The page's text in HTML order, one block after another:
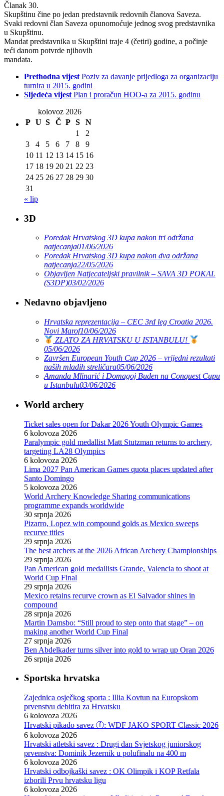
Članak 30.
Skupštinu čine po jedan predstavnik redovnih članova Saveza.
Svaki redovni član Saveza opunomoćuje jednog svog predstavnika
u Skupštinu.
Mandat predstavnika u Skupštini traje 4 (četiri) godine, a počinje
teći danom potvrde njihovih
mandata.
Prethodna vijest Poziv za davanje prijedloga za organizaciju
turnira u 2015. godini
Sljedeća vijest Plan i proračun HOO-a za 2015. godinu
kolovoz 2026
P U S Č P S
N
1
2
3
4 5 6 7 8
9
10 11 12 13 14 15 16
17 18 19 20 21 22 23
24 25 26 27 28 29 30
31
« lip
3D
Poredak Hrvatskog 3D kupa nakon tri održana
natjecanja01/06/2026
Poredak Hrvatskog 3D kupa nakon dva održana
natjecanja22/05/2026
Objavljen Natjecateljski pravilnik – SAVA 3D POKAL
(S3DP)03/02/2026
Nedavno objavljeno
Hrvatska reprezentacija – CEC 3rd leg Croatia 2026.
Novi Marof10/06/2026
ZLATO ZA HRVATSKU U ISTANBULU!
05/06/2026
Završen European Youth Cup 2026 – vrijedni rezultati
naših mladih streličara05/06/2026
Amanda Mlinarić i Domagoj Buden na Conquest Cupu
u Istanbulu03/06/2026
World archery
Ticket sales open for Dakar 2026 Youth Olympic Games
6 kolovoza 2026
Paralympic gold medallist Matt Stutzman returns to archery,
targeting LA28 Olympics
6 kolovoza 2026
Lima 2027 Pan American Games quota places updated after
Santo Domingo
5 kolovoza 2026
World Archery Knowledge Sharing communications
programme expands worldwide
30 srpnja 2026
Pizarro, Lopez win compound golds as Mexico sweeps
recurve titles
29 srpnja 2026
The best archers at the 2026 African Archery Championships
29 srpnja 2026
Pan American gold medallists Grande, Valencia to shoot at
World Cup Final
29 srpnja 2026
Mexico retains recurve crown as El Salvador shines in
compound
28 srpnja 2026
Martin Damsbo: “Still proud to step onto that stage” – on
making another World Cup Final
27 srpnja 2026
Ben Abdelkader turns silver into gold to wrap up Oran 2026
26 srpnja 2026
Sportska hrvatska
Zajednica osječkog sporta : Illia Kovtun na Europskom
prvenstvu debitira za Hrvatsku
6 kolovoza 2026
Hrvatski pikado savez ⓕ: WDF JAKO SPORT Classic 2026
6 kolovoza 2026
Hrvatski atletski savez : Drugi dan Svjetskog juniorskog
prvenstva: Dominik Jezernik u polufinalu na 400 m
6 kolovoza 2026
Hrvatski odbojkaški savez : OK Olimpik i KOP Retfala
izborili Prvu hrvatsku ligu
6 kolovoza 2026